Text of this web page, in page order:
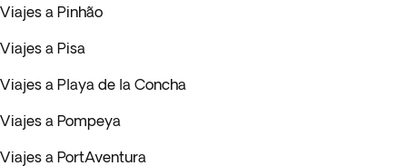
Viajes a Pinhão
Viajes a Pisa
Viajes a Playa de la Concha
Viajes a Pompeya
Viajes a PortAventura